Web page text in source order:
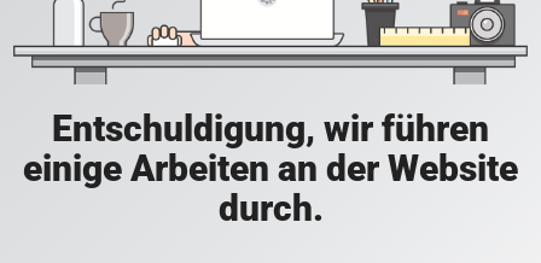
Entschuldigung, wir führen
einige Arbeiten an der Website
durch.